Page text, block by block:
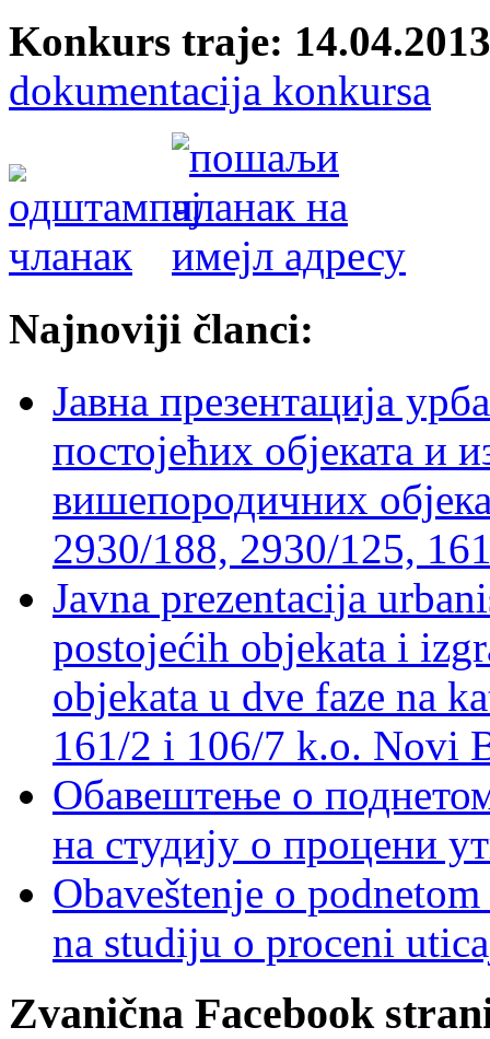
Konkurs traje:
dokumentacija konkursa
Najnoviji članci:
Јавна презентација
постојећих објеката и
вишепородичних
2930/188, 2930/125,
Javna prezentacija
postojećih objekata i
objekata u dve faze na
161/2 i 106/7 k.o. Novi
Обавештење о поднетом
на студију о процени
Obaveštenje o
na studiju o proceni
Zvanična Facebook